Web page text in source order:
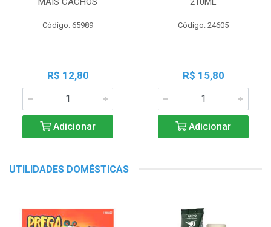
Código: 65989
R$ 12,80
Adicionar
Código: 24605
R$ 15,80
Adicionar
UTILIDADES DOMÉSTICAS